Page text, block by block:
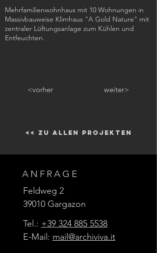
Mehrfamilienwohnhaus mit 10 Wohnungen in
Massivbauweise Klimhaus "A Gold Nature" mit
zentraler Lüftungsanlage zum Kühlen und
Entfeuchten.
<vorher weiter>
<< zu allen Projekten
ANFRAGE
Feldweg 2
39010 Gargazon
Tel.: +39 324 885 5538
E-Mail: mail@archiviva.it